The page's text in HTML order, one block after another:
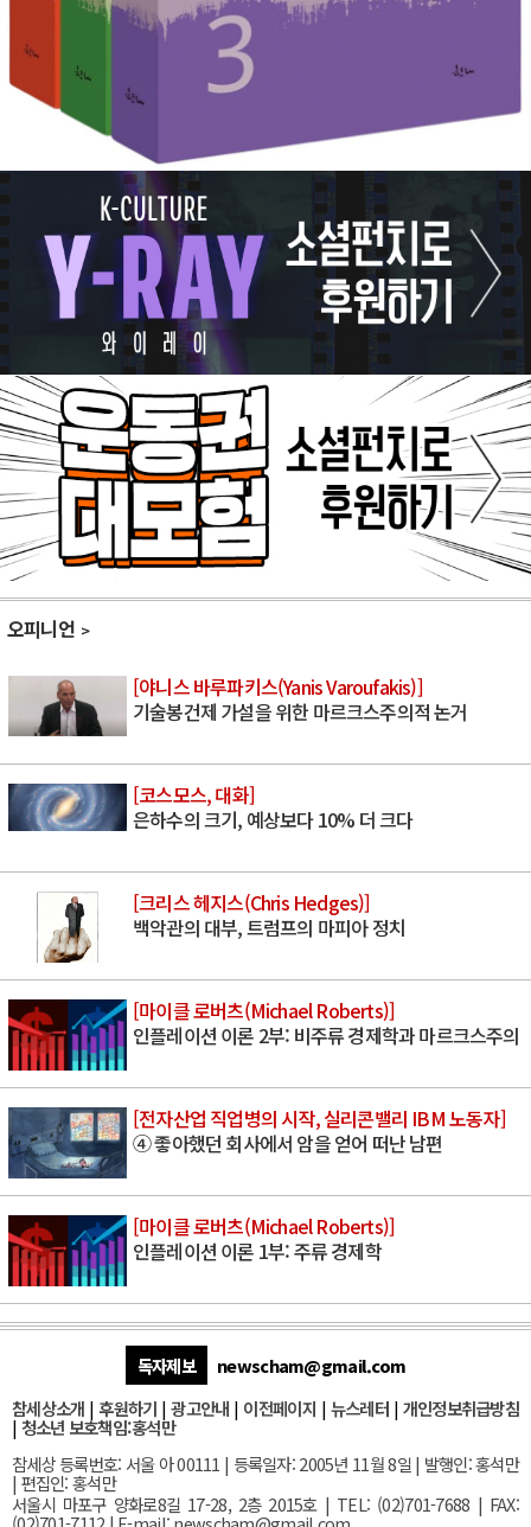
오피니언
[야니스 바루파키스(Yanis Varoufakis)]
기술봉건제 가설을 위한 마르크스주의적 논거
[코스모스, 대화]
은하수의 크기, 예상보다 10% 더 크다
[크리스 헤지스(Chris Hedges)]
백악관의 대부, 트럼프의 마피아 정치
[마이클 로버츠(Michael Roberts)]
인플레이션 이론 2부: 비주류 경제학과 마르크스주의
[전자산업 직업병의 시작, 실리콘밸리 IBM 노동자]
④ 좋아했던 회사에서 암을 얻어 떠난 남편
[마이클 로버츠(Michael Roberts)]
인플레이션 이론 1부: 주류 경제학
독자제보
newscham@gmail.com
참세상소개 | 후원하기 |광고안내 | 이전페이지 | 뉴스레터| 개인정보취급방침
| 청소년 보호책임:홍석만
참세상 등록번호: 서울 아 00111 | 등록일자: 2005년 11월 8일 | 발행인: 홍석만
| 편집인: 홍석만
서울시 마포구 양화로8길 17-28, 2층 2015호| TEL: (02)701-7688 | FAX: